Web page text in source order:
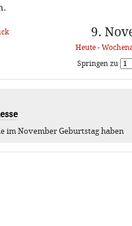
9.
Heute-
Springen zu
im November Geburtstag haben